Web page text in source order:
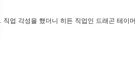
직업 각성을 했더니 히든 직업인 드래곤 테이